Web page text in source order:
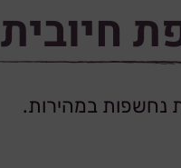
חיובית
נחשפות במהירות.